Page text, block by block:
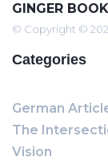
GINGER
© Copyright ©
Categories
German
The
Vision